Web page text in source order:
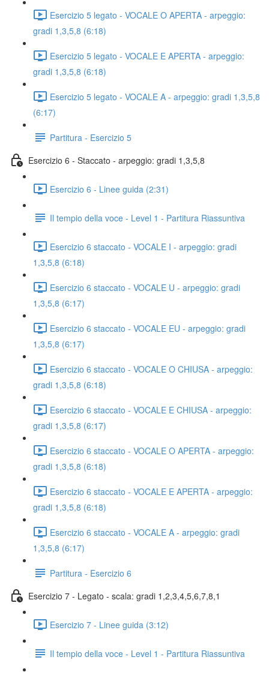
Esercizio 5 legato - VOCALE O APERTA - arpeggio:
gradi 1,3,5,8 (6:18)
Esercizio 5 legato - VOCALE E APERTA - arpeggio:
gradi 1,3,5,8 (6:18)
Esercizio 5 legato - VOCALE A - arpeggio: gradi 1,3,5,8
(6:17)
Partitura - Esercizio 5
Esercizio 6 - Staccato - arpeggio: gradi 1,3,5,8
Esercizio 6 - Linee guida (2:31)
Il tempio della voce - Level 1 - Partitura Riassuntiva
Esercizio 6 staccato - VOCALE I - arpeggio: gradi
1,3,5,8 (6:18)
Esercizio 6 staccato - VOCALE U - arpeggio: gradi
1,3,5,8 (6:17)
Esercizio 6 staccato - VOCALE EU - arpeggio: gradi
1,3,5,8 (6:17)
Esercizio 6 staccato - VOCALE O CHIUSA - arpeggio:
gradi 1,3,5,8 (6:18)
Esercizio 6 staccato - VOCALE E CHIUSA - arpeggio:
gradi 1,3,5,8 (6:17)
Esercizio 6 staccato - VOCALE O APERTA - arpeggio:
gradi 1,3,5,8 (6:18)
Esercizio 6 staccato - VOCALE E APERTA - arpeggio:
gradi 1,3,5,8 (6:18)
Esercizio 6 staccato - VOCALE A - arpeggio: gradi
1,3,5,8 (6:17)
Partitura - Esercizio 6
Esercizio 7 - Legato - scala: gradi 1,2,3,4,5,6,7,8,1
Esercizio 7 - Linee guida (3:12)
Il tempio della voce - Level 1 - Partitura Riassuntiva